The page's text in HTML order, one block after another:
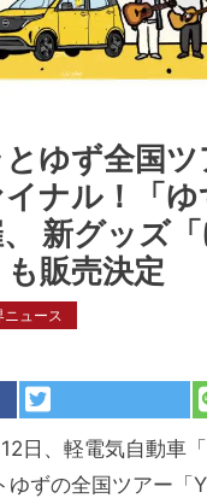
とゆず全国
ナル！「ゆ
新グッズ
販売決定
ニュース
日、軽電気自動車
ゆずの全国ツアー「